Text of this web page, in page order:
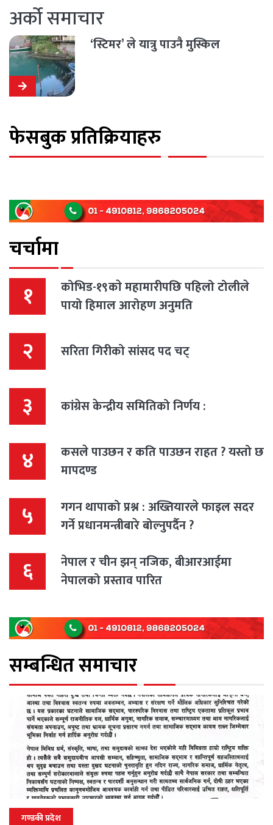
अर्को समाचार
‘स्टिमर’ ले यात्रु पाउनै मुस्किल
फेसबुक प्रतिक्रियाहरु
चर्चामा
१
कोभिड-१९काे महामारीपछि पहिलो टोलीले
पायो हिमाल आरोहण अनुमति
२ सरिता गिरीको सांसद पद चट्
३ कांग्रेस केन्द्रीय समितिको निर्णय :
४
कसले पाउछन र कति पाउछन राहत ? यस्तो छ
मापदण्ड
५
गगन थापाको प्रश्न : अख्तियारले फाइल सदर
गर्ने प्रधानमन्त्रीबारे बोल्नुपर्दैन ?
६
नेपाल र चीन झन् नजिक, बीआरआईमा
नेपालको प्रस्ताव पारित
सम्बन्धित समाचार
गण्डकी प्रदेश